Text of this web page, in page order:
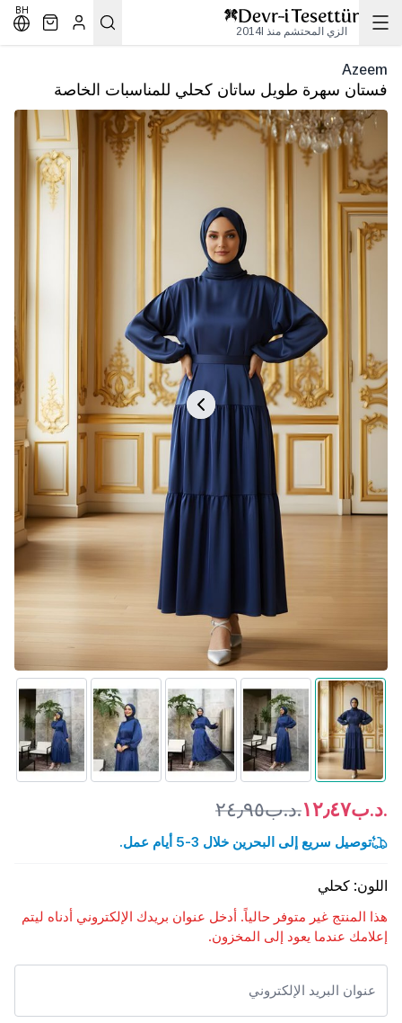
الزي المحتشم منذ 2014l
BH
Azeem
فستان سهرة طويل ساتان كحلي للمناسبات الخاصة
.د.ب١٢٫٤٧ .د.ب٢٤٫٩٥
توصيل سريع إلى البحرين خلال 3-5 أيام عمل.
اللون: كحلي
هذا المنتج غير متوفر حالياً. أدخل عنوان بريدك الإلكتروني أدناه ليتم
إعلامك عندما يعود إلى المخزون.